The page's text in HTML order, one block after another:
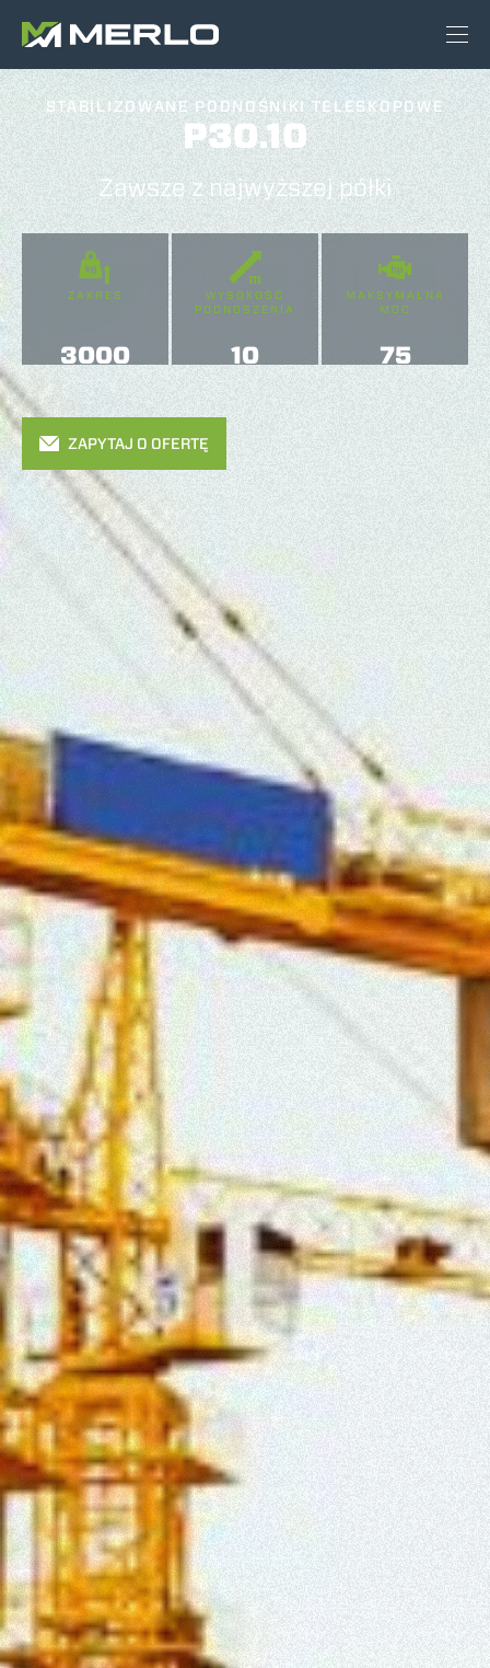
STABILIZOWANE PODNOŚNIKI TELESKOPOWE
P30.10
Zawsze z najwyższej półki
ZAKRES
3000
WYSOKOŚĆ
PODNOSZENIA
10
MAKSYMALNA
MOC
75
ZAPYTAJ O OFERTĘ